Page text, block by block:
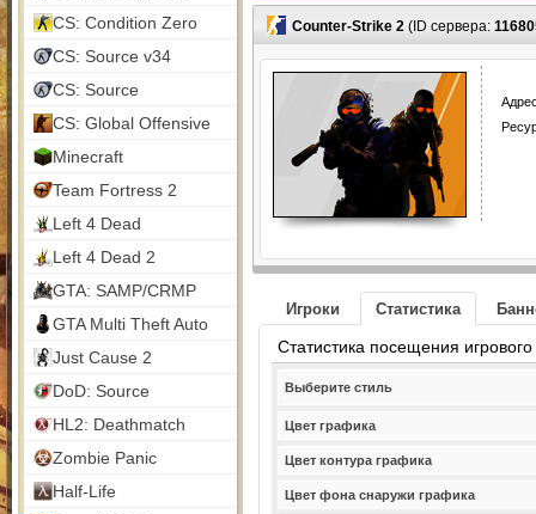
CS: Condition Zero
CS: Source v34
CS: Source
CS: Global Offensive
Minecraft
Team Fortress 2
Left 4 Dead
Left 4 Dead 2
GTA: SAMP/CRMP
GTA Multi Theft Auto
Just Cause 2
DoD: Source
HL2: Deathmatch
Zombie Panic
Half-Life
Counter-Strike 2 (ID сервера:
Игроки Статистика
Статистика посещения
Выберите стиль
Цвет графика
Цвет контура графика
Цвет фона снаружи графика